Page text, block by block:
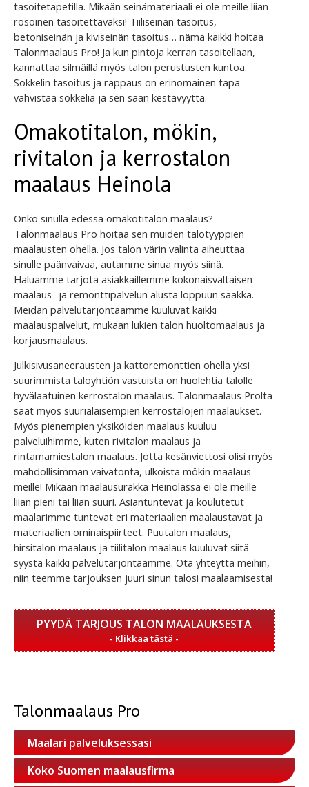
tasoitetapetilla. Mikään seinämateriaali ei ole meille liian
rosoinen tasoitettavaksi! Tiiliseinän tasoitus,
betoniseinän ja kiviseinän tasoitus… nämä kaikki hoitaa
Talonmaalaus Pro! Ja kun pintoja kerran tasoitellaan,
kannattaa silmäillä myös talon perustusten kuntoa.
Sokkelin tasoitus ja rappaus on erinomainen tapa
vahvistaa sokkelia ja sen sään kestävyyttä.
Omakotitalon, mökin,
rivitalon ja kerrostalon
maalaus Heinola
Onko sinulla edessä omakotitalon maalaus?
Talonmaalaus Pro hoitaa sen muiden talotyyppien
maalausten ohella. Jos talon värin valinta aiheuttaa
sinulle päänvaivaa, autamme sinua myös siinä.
Haluamme tarjota asiakkaillemme kokonaisvaltaisen
maalaus- ja remonttipalvelun alusta loppuun saakka.
Meidän palvelutarjontaamme kuuluvat kaikki
maalauspalvelut, mukaan lukien talon huoltomaalaus ja
korjausmaalaus.
Julkisivusaneerausten ja kattoremonttien ohella yksi
suurimmista taloyhtiön vastuista on huolehtia talolle
hyvälaatuinen kerrostalon maalaus. Talonmaalaus Prolta
saat myös suurialaisempien kerrostalojen maalaukset.
Myös pienempien yksiköiden maalaus kuuluu
palveluihimme, kuten rivitalon maalaus ja
rintamamiestalon maalaus. Jotta kesänviettosi olisi myös
mahdollisimman vaivatonta, ulkoista mökin maalaus
meille! Mikään maalausurakka Heinolassa ei ole meille
liian pieni tai liian suuri. Asiantuntevat ja koulutetut
maalarimme tuntevat eri materiaalien maalaustavat ja
materiaalien ominaispiirteet. Puutalon maalaus,
hirsitalon maalaus ja tiilitalon maalaus kuuluvat siitä
syystä kaikki palvelutarjontaamme. Ota yhteyttä meihin,
niin teemme tarjouksen juuri sinun talosi maalaamisesta!
PYYDÄ TARJOUS TALON MAALAUKSESTA
Talonmaalaus Pro
Maalari palveluksessasi
Koko Suomen maalausfirma